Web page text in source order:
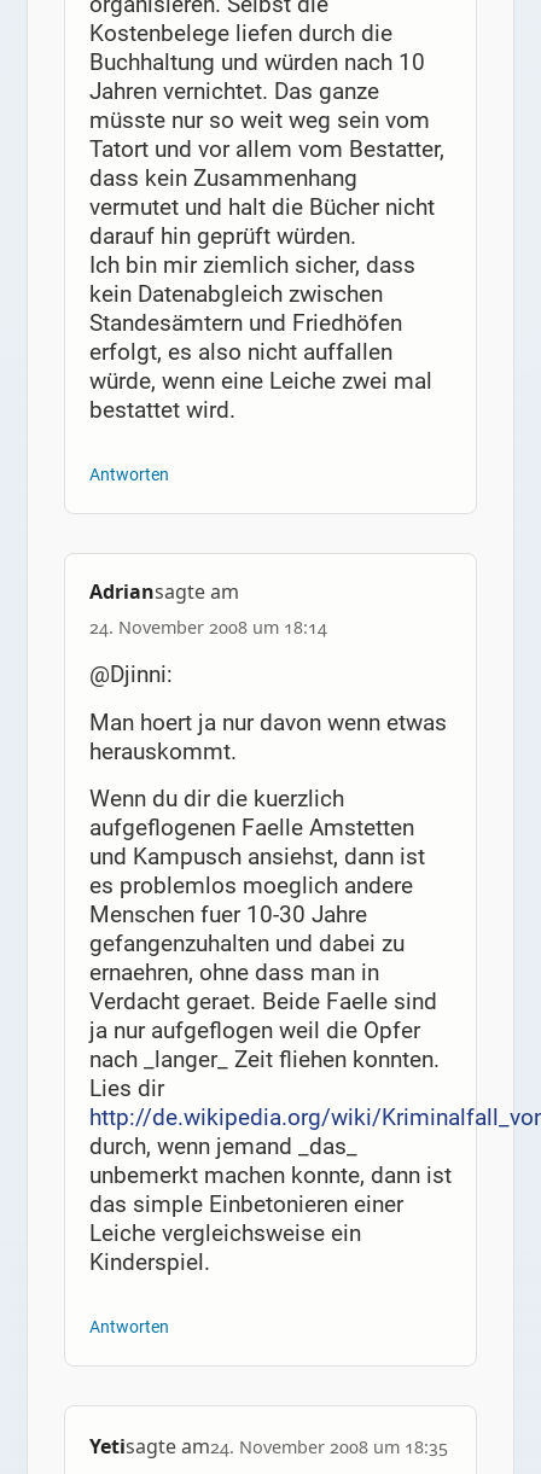
Kostenbelege liefen durch die
Buchhaltung und würden nach 10
Jahren vernichtet. Das ganze
müsste nur so weit weg sein vom
Tatort und vor allem vom Bestatter,
dass kein Zusammenhang
vermutet und halt die Bücher nicht
darauf hin geprüft würden.
Ich bin mir ziemlich sicher, dass
kein Datenabgleich zwischen
Standesämtern und Friedhöfen
erfolgt, es also nicht auffallen
würde, wenn eine Leiche zwei mal
bestattet wird.
Antworten
Adriansagte am
24. November 2008 um 18:14
@Djinni:
Man hoert ja nur davon wenn etwas
herauskommt.
Wenn du dir die kuerzlich
aufgeflogenen Faelle Amstetten
und Kampusch ansiehst, dann ist
es problemlos moeglich andere
Menschen fuer 10-30 Jahre
gefangenzuhalten und dabei zu
ernaehren, ohne dass man in
Verdacht geraet. Beide Faelle sind
ja nur aufgeflogen weil die Opfer
nach _langer_ Zeit fliehen konnten.
Lies dir
http://de.wikipedia.org/wiki/
durch, wenn jemand _das_
unbemerkt machen konnte, dann ist
das simple Einbetonieren einer
Leiche vergleichsweise ein
Kinderspiel.
Antworten
Yetisagte am24. November 2008 um 18:35